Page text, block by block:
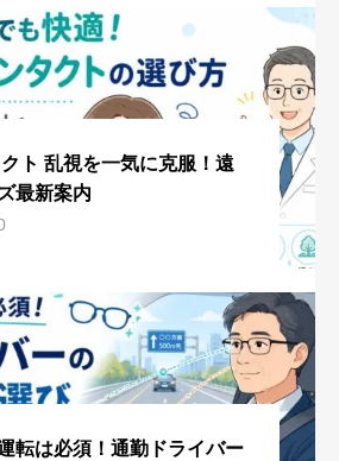
ト 乱視を一気に克服！遠
最新案内
転は必須！通勤ドライバー